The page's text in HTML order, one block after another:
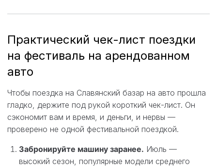
Практический чек-лист поездки
на фестиваль на арендованном
авто
Чтобы поездка на Славянский базар на авто прошла
гладко, держите под рукой короткий чек-лист. Он
сэкономит вам и время, и деньги, и нервы —
проверено не одной фестивальной поездкой.
Забронируйте машину заранее. Июль —
высокий сезон, популярные модели среднего